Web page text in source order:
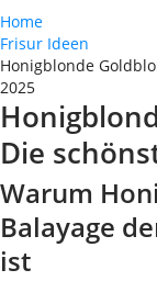
Home
Frisur Ideen
Honigblonde
2025
Die
Warum
Balayage
ist